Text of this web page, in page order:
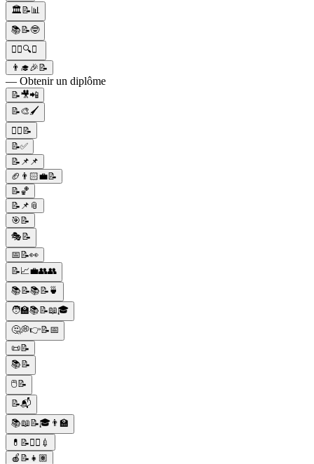
🏛️📝📊
📚📝🤓
🕵️‍♀️🔍📝
👨‍🎓🎉📝
— Obtenir un diplôme
📝🎥📲
📝🎨🖌️
🙎‍♀️📝
📝✅
📝📌📌
🏈👨🏻‍💼📝
📝🏀
📝📌📎
🎯📝
🎭📝
📅📝👀
📝📈💼👥👥
📚📝📚📝🍵
🧑‍🏫📚📝📖🎓
🤔💭👉📝📅
📜📝
📚📝
🖱️📝
📝📬
📚📖📝🎓👨‍🏫
💊📝👨‍⚕️💉
🍎📝👧🏽